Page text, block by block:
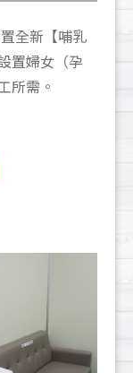
全新【哺乳
置婦女（孕
所需。